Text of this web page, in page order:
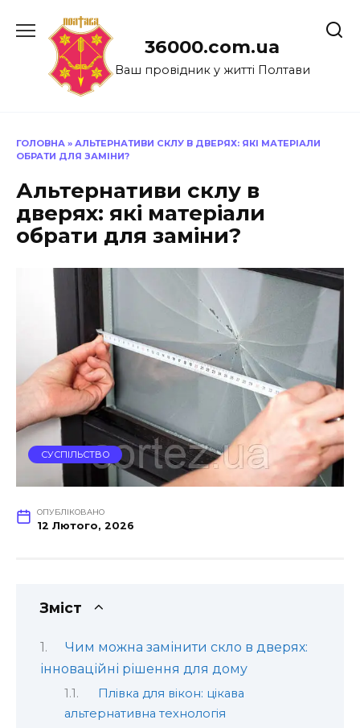
до
36000.com.ua
Ваш провідник у житті Полтави
ГОЛОВНА » АЛЬТЕРНАТИВИ СКЛУ В ДВЕРЯХ: ЯКІ МАТЕРІАЛИ
ОБРАТИ ДЛЯ ЗАМІНИ?
Альтернативи склу в
дверях: які матеріали
обрати для заміни?
СУСПІЛЬСТВО
ОПУБЛІКОВАНО
12 Лютого, 2026
Зміст
Чим можна замінити скло в дверях:
інноваційні рішення для дому
Плівка для вікон: цікава
альтернативна технологія